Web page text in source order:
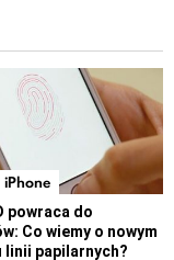
iPhone
powraca do
Co wiemy o nowym
linii papilarnych?